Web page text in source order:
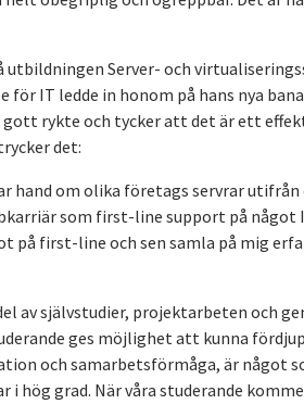
Server- och
IT ledde in honom på hans nya
gott rykte och tycker att det är ett
det:
hand om olika företags servrar utifrån
som first-line support på något
på first-line och sen samla på mig
av självstudier, projektarbeten och
ges möjlighet att kunna
och samarbetsförmåga, är något
i hög grad. När våra studerande